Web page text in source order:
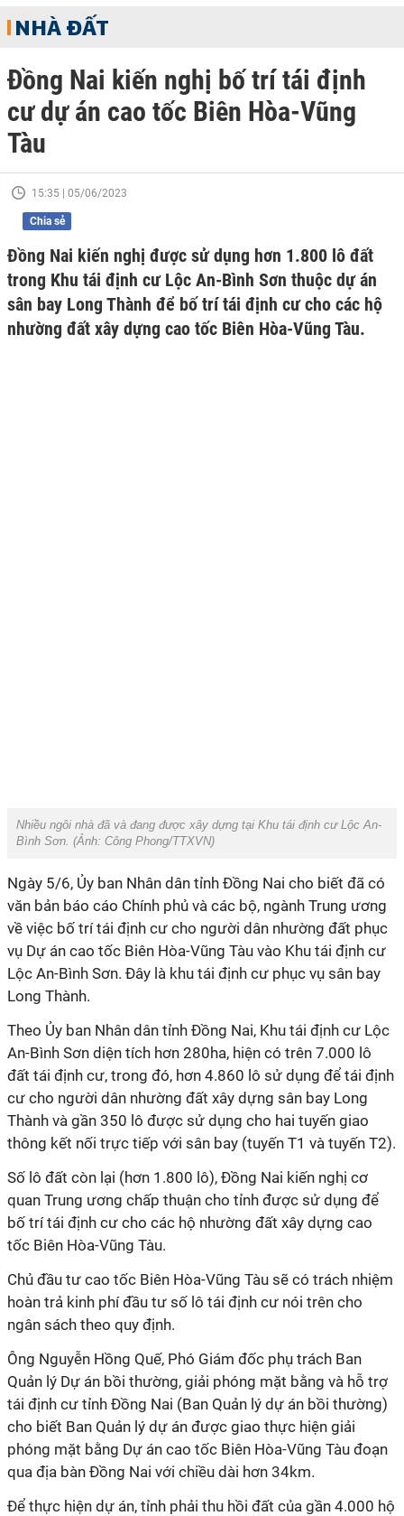
NHÀ ĐẤT
Đồng Nai kiến nghị bố trí tái định
cư dự án cao tốc Biên Hòa-Vũng
Tàu
15:35 | 05/06/2023
Chia sẻ
Đồng Nai kiến nghị được sử dụng hơn 1.800 lô đất
trong Khu tái định cư Lộc An-Bình Sơn thuộc dự án
sân bay Long Thành để bố trí tái định cư cho các hộ
nhường đất xây dựng cao tốc Biên Hòa-Vũng Tàu.
Nhiều ngôi nhà đã và đang được xây dựng tại Khu tái định cư Lộc An-
Bình Sơn. (Ảnh: Công Phong/TTXVN)
Ngày 5/6, Ủy ban Nhân dân tỉnh Đồng Nai cho biết đã có
văn bản báo cáo Chính phủ và các bộ, ngành Trung ương
về việc bố trí tái định cư cho người dân nhường đất phục
vụ Dự án cao tốc Biên Hòa-Vũng Tàu vào Khu tái định cư
Lộc An-Bình Sơn. Đây là khu tái định cư phục vụ sân bay
Long Thành.
Theo Ủy ban Nhân dân tỉnh Đồng Nai, Khu tái định cư Lộc
An-Bình Sơn diện tích hơn 280ha, hiện có trên 7.000 lô
đất tái định cư, trong đó, hơn 4.860 lô sử dụng để tái định
cư cho người dân nhường đất xây dựng sân bay Long
Thành và gần 350 lô được sử dụng cho hai tuyến giao
thông kết nối trực tiếp với sân bay (tuyến T1 và tuyến T2).
Số lô đất còn lại (hơn 1.800 lô), Đồng Nai kiến nghị cơ
quan Trung ương chấp thuận cho tỉnh được sử dụng để
bố trí tái định cư cho các hộ nhường đất xây dựng cao
tốc Biên Hòa-Vũng Tàu.
Chủ đầu tư cao tốc Biên Hòa-Vũng Tàu sẽ có trách nhiệm
hoàn trả kinh phí đầu tư số lô tái định cư nói trên cho
ngân sách theo quy định.
Ông Nguyễn Hồng Quế, Phó Giám đốc phụ trách Ban
Quản lý Dự án bồi thường, giải phóng mặt bằng và hỗ trợ
tái định cư tỉnh Đồng Nai (Ban Quản lý dự án bồi thường)
cho biết Ban Quản lý dự án được giao thực hiện giải
phóng mặt bằng Dự án cao tốc Biên Hòa-Vũng Tàu đoạn
qua địa bàn Đồng Nai với chiều dài hơn 34km.
Để thực hiện dự án, tỉnh phải thu hồi đất của gần 4.000 hộ